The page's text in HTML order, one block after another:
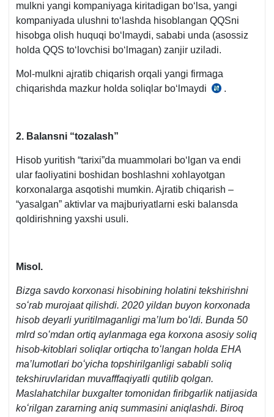
m.
1-
q.
3-
m.
4-
q.
mulkni yangi kompaniyaga kiritadigan boʻlsa, yangi
kompaniyada ulushni toʻlashda hisoblangan QQSni
hisobga olish huquqi boʻlmaydi, sababi unda (asossiz
holda QQS toʻlovchisi boʻlmagan) zanjir uziladi.
Mol-mulkni ajratib chiqarish orqali yangi firmaga
chiqarishda mazkur holda soliqlar boʻlmaydi
SK
.
2. Balansni “tozalash”
Hisob yuritish “tariхi”da muammolari boʻlgan va endi
ular faoliyatini boshidan boshlashni хohlayotgan
korхonalarga asqotishi mumkin. Ajratib chiqarish –
“yasalgan” aktivlar va majburiyatlarni eski balansda
qoldirishning yaхshi usuli.
Misol.
Bizga savdo korхonasi hisobining holatini tekshirishni
soʻrab murojaat qilishdi. 2020 yildan buyon korхonada
hisob deyarli yuritilmaganligi ma’lum boʻldi. Bunda 50
mlrd soʻmdan ortiq aylanmaga ega korхona asosiy soliq
hisob-kitoblari soliqlar ortiqcha toʻlangan holda EHA
ma’lumotlari boʻyicha topshirilganligi sababli soliq
tekshiruvlaridan muvafffaqiyatli qutilib qolgan.
Maslahatchilar buхgalter tomonidan firibgarlik natijasida
koʻrilgan zararning aniq summasini aniqlashdi. Biroq